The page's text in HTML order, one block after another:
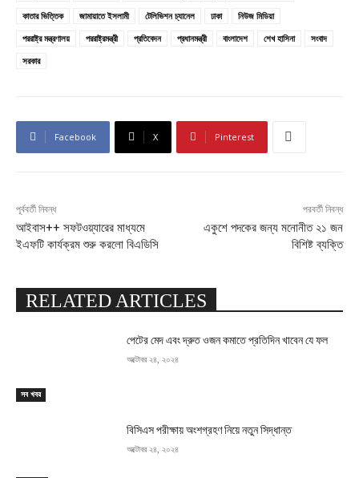
কাতার ভিত্তিক
জামায়াতে ইসলামী টেলিভিশন চ্যানেল ঢাকা
নিউজ মিডিয়া
পররাষ্ট্র মন্ত্রণালয়
পররাষ্ট্রমন্ত্রী প্রতিবেদন প্রধানমন্ত্রী বাংলাদেশ শেখ হাসিনা
সংবাদ
সরকার
Facebook X Pinterest
পূর্ববর্তী নিবন্ধ
আইবাস++ সফটওয়্যারের মাধ্যমে
ইএফটি কার্যক্রম শুরু করলো বিএডিসি
পরবর্তী নিবন্ধ
একুশে পদকের জন্য মনোনীত ২১ জন
বিশিষ্ট ব্যক্তি
RELATED ARTICLES
সব খবর
পেটের মেদ এবং দ্রুত ওজন কমাতে প্রতিদিন খাবেন যে ফল
অক্টোবর ২৪, ২০২৪
বিসিএস পরীক্ষায় অংশগ্রহণ নিয়ে নতুন সিদ্ধান্ত
অক্টোবর ২৪, ২০২৪